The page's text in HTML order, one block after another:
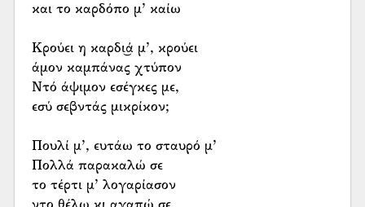
και το καρδόπο μ’ καίω
Κρούει η καρδι͜ά μ’, κρούει
άμον καμπάνας χτύπον
Ντό άψιμον εσέγκες με,
εσύ σεβντάς μικρίκον;
Πουλί μ’, ευτάω το σταυρό μ’
Πολλά παρακαλώ σε
το τέρτι μ’ λογαρίασον